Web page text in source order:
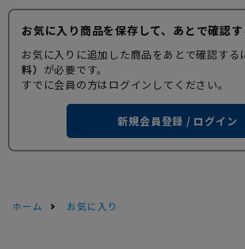
お気に入り商品を保存して、あとで確認す
お気に入りに追加した商品をあとで確認する
料） が必要です。
すでに会員の方はログインしてください。
新規会員登録 / ログイン
ホーム お気に入り